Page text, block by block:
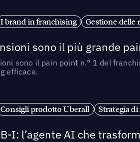
I brand in franchising Gestione delle
sono il più grande
sono il pain point n.° 1 del
efficace.
Consigli prodotto Uberall Strategia
I: l’agente AI che